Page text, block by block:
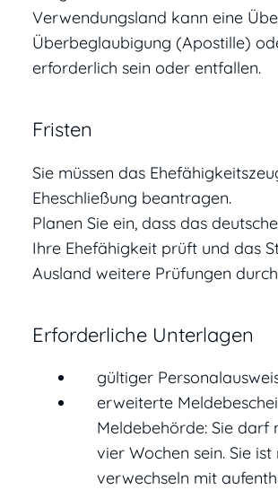
Verwendungsland kann eine
Überbeglaubigung (Apostille)
erforderlich sein oder entfallen.
Fristen
Sie müssen das
Eheschließung beantragen.
Planen Sie ein, dass das
Ihre Ehefähigkeit prüft und das
Ausland weitere Prüfungen
Erforderliche Unterlagen
gültiger
erweiterte
Meldebehörde: Sie darf
vier Wochen sein. Sie ist
verwechseln mit